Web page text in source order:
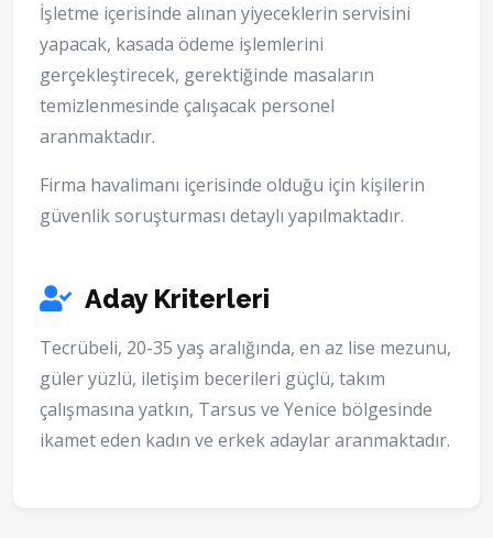
İşletme içerisinde alınan yiyeceklerin servisini
yapacak, kasada ödeme işlemlerini
gerçekleştirecek, gerektiğinde masaların
temizlenmesinde çalışacak personel
aranmaktadır.
Firma havalimanı içerisinde olduğu için kişilerin
güvenlik soruşturması detaylı yapılmaktadır.
Aday Kriterleri
Tecrübeli, 20-35 yaş aralığında, en az lise mezunu,
güler yüzlü, iletişim becerileri güçlü, takım
çalışmasına yatkın, Tarsus ve Yenice bölgesinde
ikamet eden kadın ve erkek adaylar aranmaktadır.